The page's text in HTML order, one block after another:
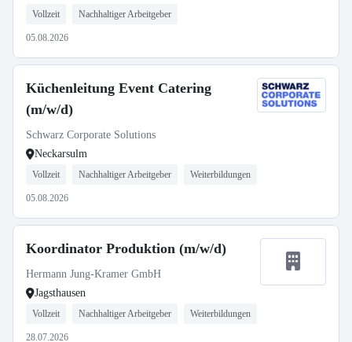
Vollzeit Nachhaltiger Arbeitgeber
05.08.2026
Küchenleitung Event Catering
(m/w/d)
Schwarz Corporate Solutions
Neckarsulm
Vollzeit Nachhaltiger Arbeitgeber Weiterbildungen
05.08.2026
Koordinator Produktion (m/w/d)
Hermann Jung-Kramer GmbH
Jagsthausen
Vollzeit Nachhaltiger Arbeitgeber Weiterbildungen
28.07.2026